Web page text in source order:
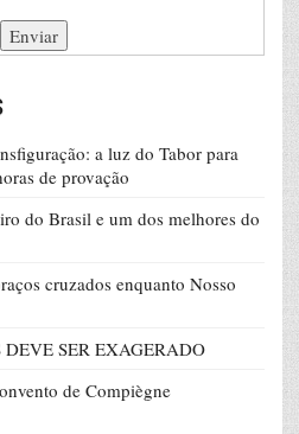
a luz do Tabor para
de provação
do Brasil e um dos melhores do
cruzados enquanto Nosso
SER EXAGERADO
de Compiègne